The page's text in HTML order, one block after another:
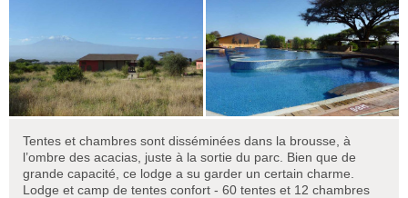
Tentes et chambres sont disséminées dans la brousse, à
l’ombre des acacias, juste à la sortie du parc. Bien que de
grande capacité, ce lodge a su garder un certain charme.
Lodge et camp de tentes confort - 60 tentes et 12 chambres